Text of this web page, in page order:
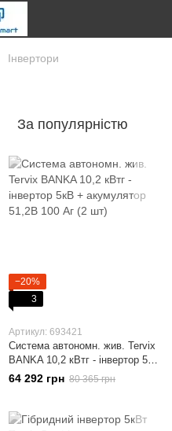
Інвертори
За популярністю
−20%
3
Артикул: 693421
Система автономн. жив. Tervix
BANKA 10,2 кВтг - інвертор 5кВ
+ акумулятор 51,2В 100 Аг (2
64 292 грн 80 365 грн